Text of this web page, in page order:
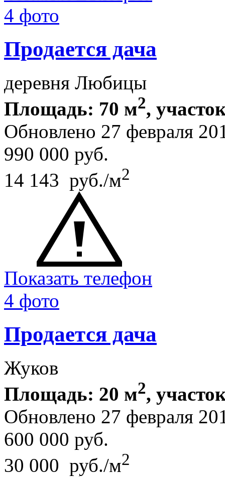
4 фото
Продается дача
деревня Любицы
Площадь: 70 м2,
Обновлено 27 февраля
990 000 руб.
14 143 руб./м2
Показать телефон
4 фото
Продается дача
Жуков
Площадь: 20 м2,
Обновлено 27 февраля
600 000 руб.
30 000 руб./м2